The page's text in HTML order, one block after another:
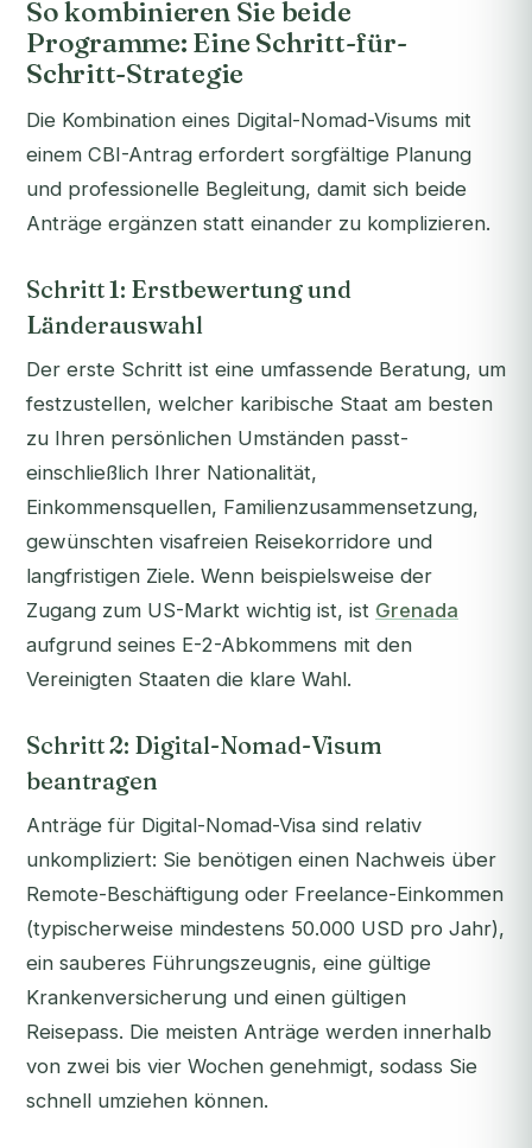
So kombinieren Sie beide
Programme: Eine Schritt-für-
Schritt-Strategie
Die Kombination eines Digital-Nomad-Visums mit
einem CBI-Antrag erfordert sorgfältige Planung
und professionelle Begleitung, damit sich beide
Anträge ergänzen statt einander zu komplizieren.
Schritt 1: Erstbewertung und
Länderauswahl
Der erste Schritt ist eine umfassende Beratung, um
festzustellen, welcher karibische Staat am besten
zu Ihren persönlichen Umständen passt-
einschließlich Ihrer Nationalität,
Einkommensquellen, Familienzusammensetzung,
gewünschten visafreien Reisekorridore und
langfristigen Ziele. Wenn beispielsweise der
Zugang zum US-Markt wichtig ist, ist Grenada
aufgrund seines E-2-Abkommens mit den
Vereinigten Staaten die klare Wahl.
Schritt 2: Digital-Nomad-Visum
beantragen
Anträge für Digital-Nomad-Visa sind relativ
unkompliziert: Sie benötigen einen Nachweis über
Remote-Beschäftigung oder Freelance-Einkommen
(typischerweise mindestens 50.000 USD pro Jahr),
ein sauberes Führungszeugnis, eine gültige
Krankenversicherung und einen gültigen
Reisepass. Die meisten Anträge werden innerhalb
von zwei bis vier Wochen genehmigt, sodass Sie
schnell umziehen können.